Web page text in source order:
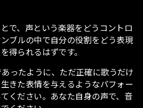
で、声という楽器をどうコントロ
ブルの中で自分の役割をどう表現
得られるはずです。
ったように、ただ正確に歌うだけ
きた表情を与えるようなパフォー
ください。あなた自身の声で、音